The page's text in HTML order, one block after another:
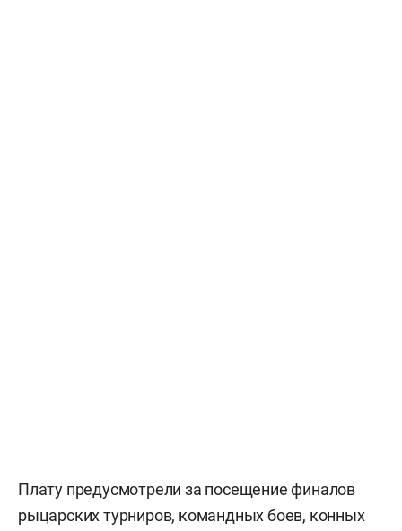
Плату предусмотрели за посещение финалов
рыцарских турниров, командных боев, конных